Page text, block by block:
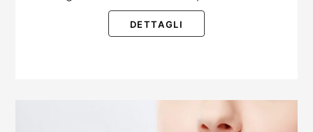
DETTAGLI